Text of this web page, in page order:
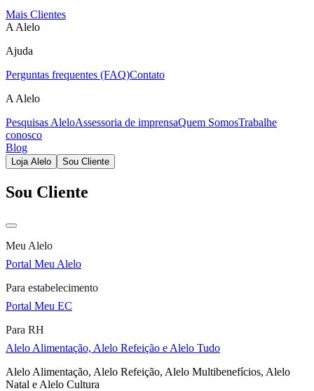
Mais Clientes
A Alelo
Ajuda
Perguntas frequentes (FAQ)Contato
A Alelo
Pesquisas AleloAssessoria de imprensaQuem SomosTrabalhe
conosco
Blog
Loja Alelo Sou Cliente
Sou Cliente
Meu Alelo
Portal Meu Alelo
Para estabelecimento
Portal Meu EC
Para RH
Alelo Alimentação, Alelo Refeição e Alelo Tudo
Alelo Alimentação, Alelo Refeição, Alelo Multibenefícios, Alelo
Natal e Alelo Cultura